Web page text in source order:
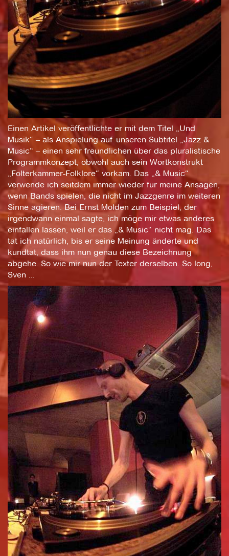
Einen Artikel veröffentlichte er mit dem Titel „Und
Musik“ – als Anspielung auf unseren Subtitel „Jazz &
Music“ – einen sehr freundlichen über das pluralistische
Programmkonzept, obwohl auch sein Wortkonstrukt
„Folterkammer-Folklore“ vorkam. Das „& Music“
verwende ich seitdem immer wieder für meine Ansagen,
wenn Bands spielen, die nicht im Jazzgenre im weiteren
Sinne agieren. Bei Ernst Molden zum Beispiel, der
irgendwann einmal sagte, ich möge mir etwas anderes
einfallen lassen, weil er das „& Music“ nicht mag. Das
tat ich natürlich, bis er seine Meinung änderte und
kundtat, dass ihm nun genau diese Bezeichnung
abgehe. So wie mir nun der Texter derselben. So long,
Sven ...